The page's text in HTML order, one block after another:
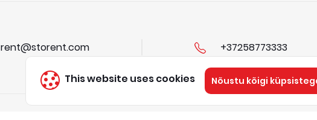
rent@storent.com +37258773333
This website uses cookies Nõustu kõigi